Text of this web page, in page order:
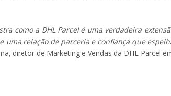
como a DHL Parcel é uma verdadeira
uma relação de parceria e confiança que
diretor de Marketing e Vendas da DHL Parcel